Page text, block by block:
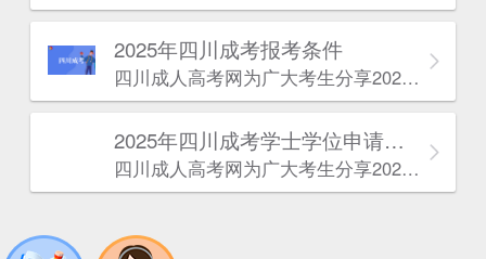
2025年‌‌‌‌四川成考报考条件
四川成人高考网​为广大考生分享2025年‌‌‌‌四川成考报考条件。为广大在职人员和社会人士提供学历提升的机会。更多四川成考考试信息，欢迎在线访问四川成人高考网。
2025年‌‌‌‌四川成考学士学位申请条件
四川成人高考网​为广大考生分享2025年‌‌‌‌四川成考学士学位申请条件。为广大在职人员和社会人士提供学历提升的机会。更多四川成考考试信息，欢迎在线访问四川成人高考网。